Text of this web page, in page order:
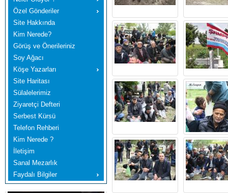
Özel Gönderiler
Site Hakkında
Kim Nerede?
Görüş ve Önerileriniz
Soy Ağacı
Köşe Yazarları
Site Haritası
Sülalelerimiz
Ziyaretçi Defteri
Serbest Kürsü
Telefon Rehberi
Kim Nerede ?
İletişim
Sanal Mezarlık
Faydalı Bilgiler